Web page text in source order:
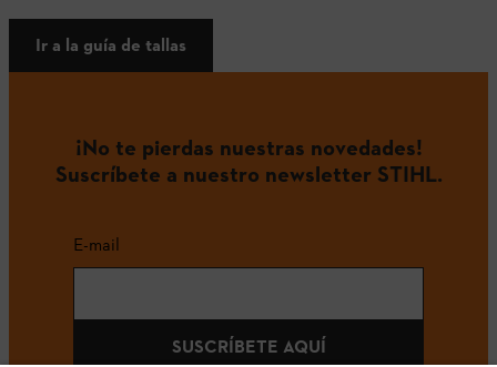
Ir a la guía de tallas
¡No te pierdas nuestras novedades!
Suscríbete a nuestro newsletter STIHL.
E-mail
SUSCRÍBETE AQUÍ